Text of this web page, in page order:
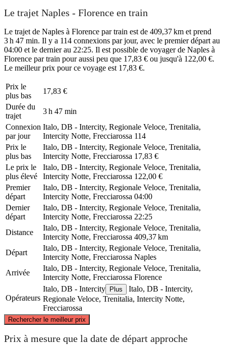
Le trajet Naples - Florence en train
Le trajet de Naples à Florence par train est de 409,37 km et prend
3 h 47 min. Il y a 114 connexions par jour, avec le premier départ au
04:00 et le dernier au 22:25. Il est possible de voyager de Naples à
Florence par train pour aussi peu que 17,83 € ou jusqu'à 122,00 €.
Le meilleur prix pour ce voyage est 17,83 €.
Prix ​​le
plus bas
17,83 €
Durée du
trajet
3 h 47 min
Connexion
par jour
Italo, DB - Intercity, Regionale Veloce, Trenitalia,
Intercity Notte, Frecciarossa 114
Prix ​​le
plus bas
Italo, DB - Intercity, Regionale Veloce, Trenitalia,
Intercity Notte, Frecciarossa 17,83 €
Le prix le
plus élevé
Italo, DB - Intercity, Regionale Veloce, Trenitalia,
Intercity Notte, Frecciarossa 122,00 €
Premier
départ
Italo, DB - Intercity, Regionale Veloce, Trenitalia,
Intercity Notte, Frecciarossa 04:00
Dernier
départ
Italo, DB - Intercity, Regionale Veloce, Trenitalia,
Intercity Notte, Frecciarossa 22:25
Distance
Italo, DB - Intercity, Regionale Veloce, Trenitalia,
Intercity Notte, Frecciarossa 409,37 km
Départ
Italo, DB - Intercity, Regionale Veloce, Trenitalia,
Intercity Notte, Frecciarossa Naples
Arrivée
Italo, DB - Intercity, Regionale Veloce, Trenitalia,
Intercity Notte, Frecciarossa Florence
Opérateurs
Italo, DB - Intercity Plus
Italo, DB - Intercity,
Regionale Veloce, Trenitalia, Intercity Notte,
Frecciarossa
Rechercher le meilleur prix
Prix à mesure que la date de départ approche